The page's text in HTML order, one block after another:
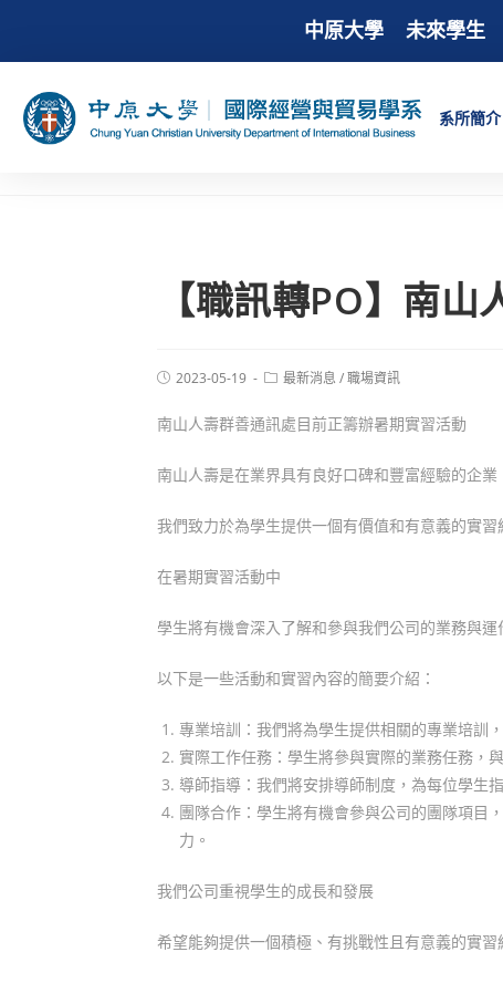
中原大學 未來學生
系所簡介
【職訊轉PO】南
2023-05-19 最新消息 /職場資訊
南山人壽群善通訊處目前正籌辦暑期實習活動
南山人壽是在業界具有良好口碑和豐富經驗的企業
我們致力於為學生提供一個有價值和有意義的實習
在暑期實習活動中
學生將有機會深入了解和參與我們公司的業務與運
以下是一些活動和實習內容的簡要介紹：
專業培訓：我們將為學生提供相關的專業培訓
實際工作任務：學生將參與實際的業務任務，
導師指導：我們將安排導師制度，為每位學生
團隊合作：學生將有機會參與公司的團隊項目
力。
我們公司重視學生的成長和發展
希望能夠提供一個積極、有挑戰性且有意義的實習